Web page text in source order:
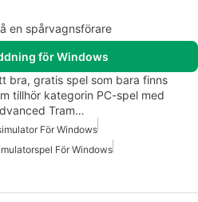
en spårvagnsförare
för Windows
bra, gratis spel som bara finns
tillhör kategorin PC-spel med
Tram…
För Windows
För Windows